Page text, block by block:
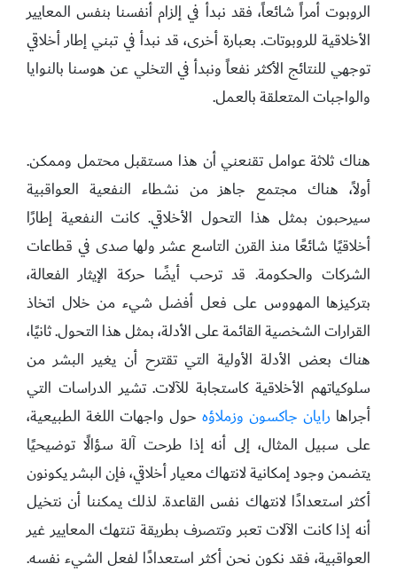
الروبوت أمراً شائعاً، فقد نبدأ في إلزام أنفسنا بنفس المعايير
الأخلاقية للروبوتات. بعبارة أخرى، قد نبدأ في تبني إطار أخلاقي
توجهي للنتائج الأكثر نفعاً ونبدأ في التخلي عن هوسنا بالنوايا
والواجبات المتعلقة بالعمل.
هناك ثلاثة عوامل تقنعني أن هذا مستقبل محتمل وممكن.
أولاً، هناك مجتمع جاهز من نشطاء النفعية العواقبية
سيرحبون بمثل هذا التحول الأخلاقي. كانت النفعية إطارًا
أخلاقيًا شائعًا منذ القرن التاسع عشر ولها صدى في قطاعات
الشركات والحكومة. قد ترحب أيضًا حركة الإيثار الفعالة،
بتركيزها المهووس على فعل أفضل شيء من خلال اتخاذ
القرارات الشخصية القائمة على الأدلة، بمثل هذا التحول. ثانيًا،
هناك بعض الأدلة الأولية التي تقترح أن يغير البشر من
سلوكياتهم الأخلاقية كاستجابة للآلات. تشير الدراسات التي
أجراها رايان جاكسون وزملاؤه حول واجهات اللغة الطبيعية،
على سبيل المثال، إلى أنه إذا طرحت آلة سؤالًا توضيحيًا
يتضمن وجود إمكانية لانتهاك معيار أخلاقي، فإن البشر يكونون
أكثر استعدادًا لانتهاك نفس القاعدة. لذلك يمكننا أن نتخيل
أنه إذا كانت الآلات تعبر وتتصرف بطريقة تنتهك المعايير غير
العواقبية، فقد نكون نحن أكثر استعدادًا لفعل الشيء نفسه.